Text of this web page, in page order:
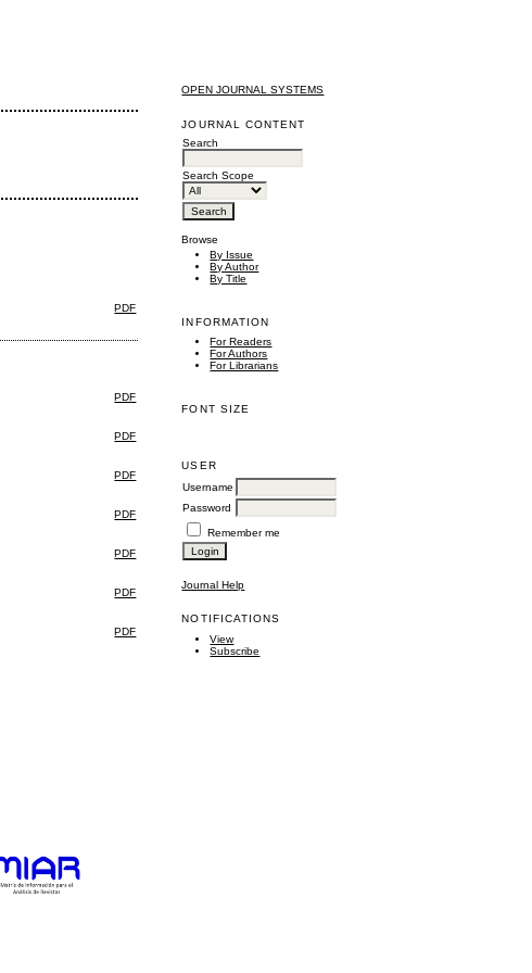
OPEN JOURNAL SYSTEMS
JOURNAL CONTENT
Search
Search Scope
Browse
By Issue
By Author
By Title
INFORMATION
For Readers
For Authors
For Librarians
FONT SIZE
USER
Username
Password
Remember me
Journal Help
NOTIFICATIONS
View
Subscribe
PDF
PDF
PDF
PDF
PDF
PDF
PDF
PDF